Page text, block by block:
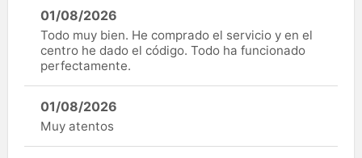
01/08/2026
Todo muy bien. He comprado el servicio y en el
centro he dado el código. Todo ha funcionado
perfectamente.
01/08/2026
Muy atentos